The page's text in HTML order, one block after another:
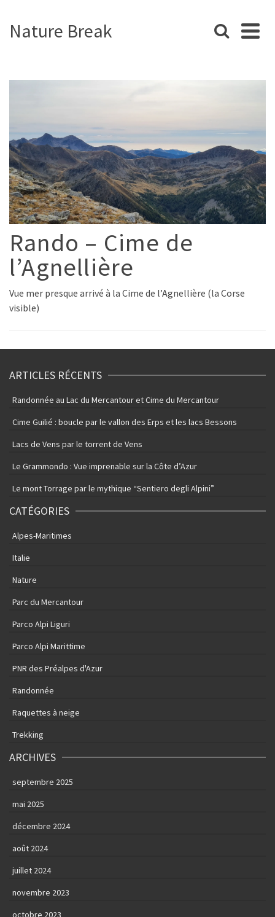
Nature Break
Rando – Cime de
l’Agnellière
Vue mer presque arrivé à la Cime de l’Agnellière (la Corse
visible)
ARTICLES RÉCENTS
Randonnée au Lac du Mercantour et Cime du Mercantour
Cime Guilié : boucle par le vallon des Erps et les lacs Bessons
Lacs de Vens par le torrent de Vens
Le Grammondo : Vue imprenable sur la Côte d’Azur
Le mont Torrage par le mythique “Sentiero degli Alpini”
CATÉGORIES
Alpes-Maritimes
Italie
Nature
Parc du Mercantour
Parco Alpi Liguri
Parco Alpi Marittime
PNR des Préalpes d'Azur
Randonnée
Raquettes à neige
Trekking
ARCHIVES
septembre 2025
mai 2025
décembre 2024
août 2024
juillet 2024
novembre 2023
octobre 2023